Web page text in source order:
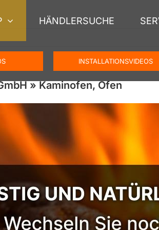
HÄNDLERSUCHE
INSTALLATIONSVIDEOS
» Kaminofen, Ofen